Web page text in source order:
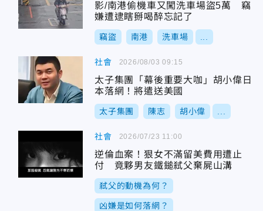
影/南港偷機車又闖洗車場盜5萬 竊
嫌遭逮瞎掰喝醉忘記了
竊盜 南港 洗車場
社會
太子集團「幕後重要大咖」胡小偉日
本落網！將遣送美國
太子集團 陳志 胡小偉
2026/08/03 09:15
社會
逆倫血案！狠女不滿留美費用遭止
付 竟夥男友鐵鎚弒父棄屍山溝
弒父的動機為何？
凶嫌是如何落網？
2026/07/23 11:00